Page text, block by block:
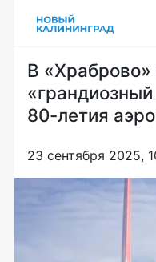
В «Храброво»
80-летия
23 сентября 2025,